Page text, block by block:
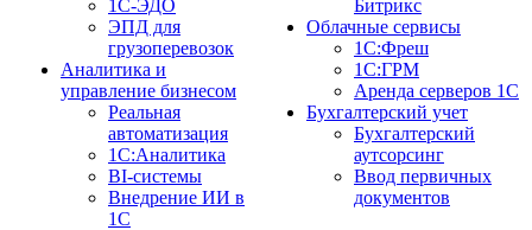
1С-ЭДО
ЭПД для
грузоперевозок
Аналитика и
управление бизнесом
Реальная
автоматизация
1С:Аналитика
BI-системы
Внедрение ИИ в
1С
Битрикс
Облачные сервисы
1С:Фреш
1С:ГРМ
Аренда серверов 1С
Бухгалтерский учет
Бухгалтерский
аутсорсинг
Ввод первичных
документов